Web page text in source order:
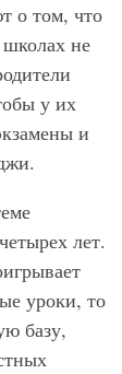
о том, что
школах не
у их
и
лет.
уроки, то
базу,